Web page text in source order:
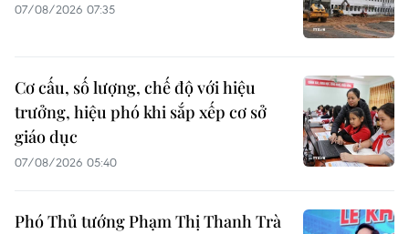
07/08/2026 07:35
Cơ cấu, số lượng, chế độ với hiệu
trưởng, hiệu phó khi sắp xếp cơ sở
giáo dục
07/08/2026 05:40
Phó Thủ tướng Phạm Thị Thanh Trà